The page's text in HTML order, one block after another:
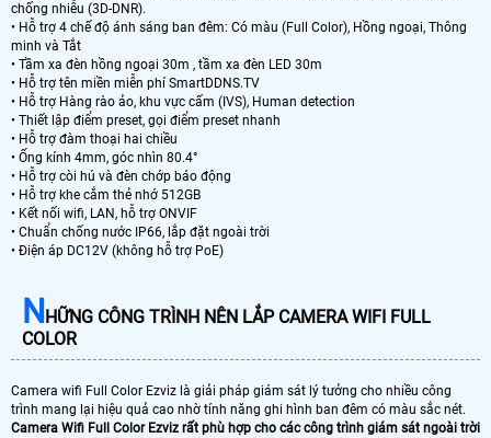
chống nhiễu (3D-DNR).
• Hỗ trợ 4 chế độ ánh sáng ban đêm: Có màu (Full Color), Hồng ngoại, Thông
minh và Tắt
• Tầm xa đèn hồng ngoại 30m , tầm xa đèn LED 30m
• Hỗ trợ tên miền miễn phí SmartDDNS.TV
• Hỗ trợ Hàng rào ảo, khu vực cấm (IVS), Human detection
• Thiết lập điểm preset, gọi điểm preset nhanh
• Hỗ trợ đàm thoại hai chiều
• Ống kính 4mm, góc nhìn 80.4°
• Hỗ trợ còi hú và đèn chớp báo động
• Hỗ trợ khe cắm thẻ nhớ 512GB
• Kết nối wifi, LAN, hỗ trợ ONVIF
• Chuẩn chống nước IP66, lắp đặt ngoài trời
• Điện áp DC12V (không hỗ trợ PoE)
N HỮNG CÔNG TRÌNH NÊN LẮP CAMERA WIFI FULL
COLOR
Camera wifi Full Color Ezviz là giải pháp giám sát lý tưởng cho nhiều công
trình mang lại hiệu quả cao nhờ tính năng ghi hình ban đêm có màu sắc nét.
Camera Wifi Full Color Ezviz rất phù hợp cho các công trình giám sát ngoài trời